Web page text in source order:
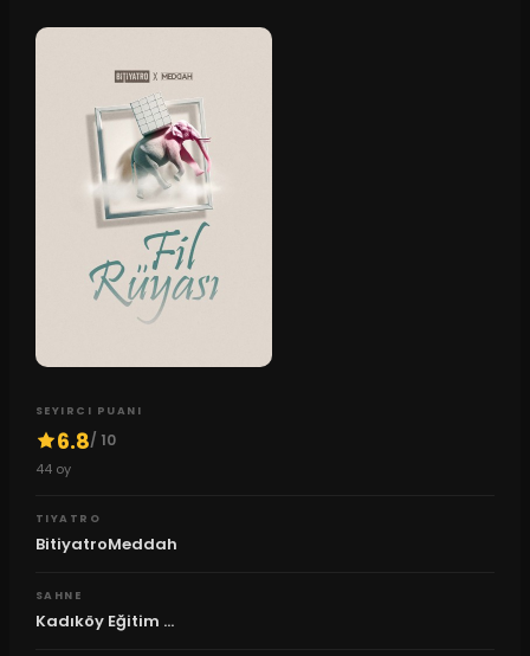
SEYIRCI PUANI
6.8/ 10
44oy
TIYATRO
BitiyatroMeddah
SAHNE
Kadıköy Eğitim ...